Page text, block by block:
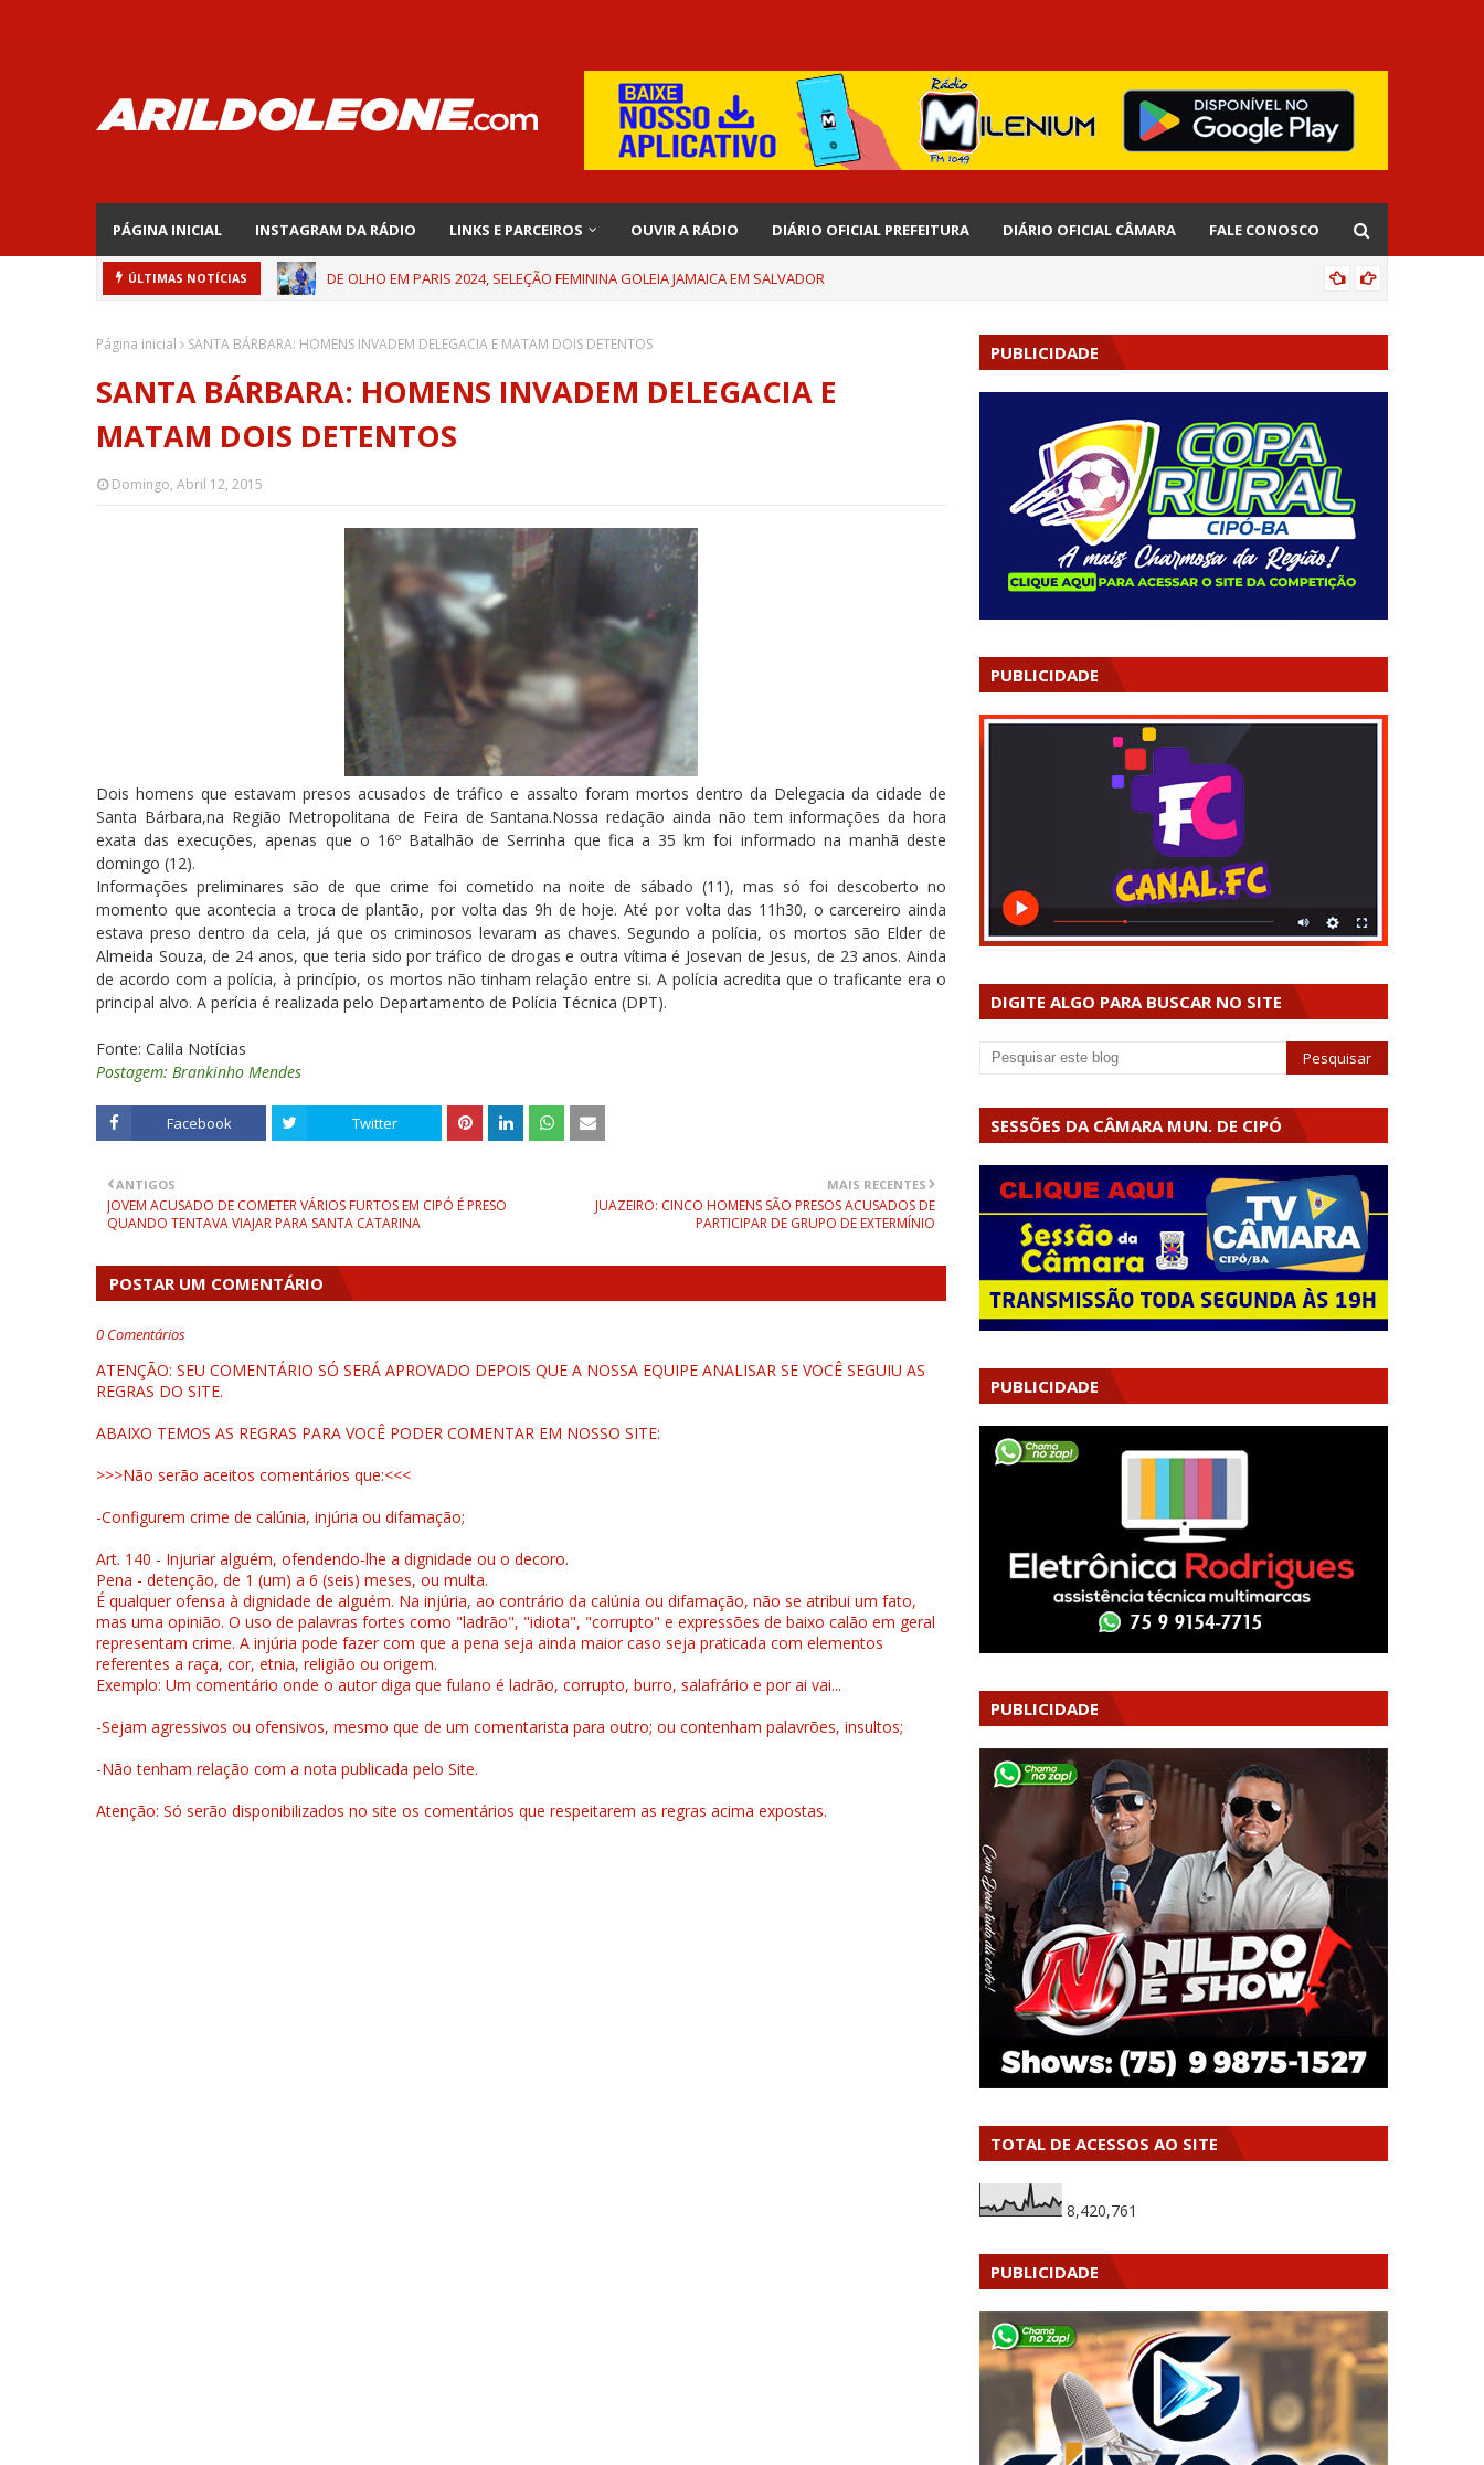
PÁGINA INICIAL INSTAGRAM DA RÁDIO LINKS E PARCEIROS OUVIR A RÁDIO DIÁRIO OFICIAL PREFEITURA DIÁRIO OFICIAL CÂMARA FALE CONOSCO
ÚLTIMAS NOTÍCIAS DE OLHO EM PARIS 2024, SELEÇÃO FEMININA GOLEIA JAMAICA EM SALVADOR
Página inicial SANTA BÁRBARA: HOMENS INVADEM DELEGACIA E MATAM DOIS DETENTOS
SANTA BÁRBARA: HOMENS INVADEM DELEGACIA E
MATAM DOIS DETENTOS
Domingo, Abril 12, 2015
Dois homens que estavam presos acusados de tráfico e assalto foram mortos dentro da Delegacia da cidade de
Santa Bárbara,na Região Metropolitana de Feira de Santana.Nossa redação ainda não tem informações da hora
exata das execuções, apenas que o 16º Batalhão de Serrinha que fica a 35 km foi informado na manhã deste
domingo (12).
Informações preliminares são de que crime foi cometido na noite de sábado (11), mas só foi descoberto no
momento que acontecia a troca de plantão, por volta das 9h de hoje. Até por volta das 11h30, o carcereiro ainda
estava preso dentro da cela, já que os criminosos levaram as chaves. Segundo a polícia, os mortos são Elder de
Almeida Souza, de 24 anos, que teria sido por tráfico de drogas e outra vítima é Josevan de Jesus, de 23 anos. Ainda
de acordo com a polícia, à princípio, os mortos não tinham relação entre si. A polícia acredita que o traficante era o
principal alvo. A perícia é realizada pelo Departamento de Polícia Técnica (DPT).
Fonte: Calila Notícias
Postagem: Brankinho Mendes
Facebook Twitter
MAIS RECENTES
JUAZEIRO: CINCO HOMENS SÃO PRESOS ACUSADOS DE
PARTICIPAR DE GRUPO DE EXTERMÍNIO
ANTIGOS
JOVEM ACUSADO DE COMETER VÁRIOS FURTOS EM CIPÓ É PRESO
QUANDO TENTAVA VIAJAR PARA SANTA CATARINA
POSTAR UM COMENTÁRIO
0 Comentários
ATENÇÃO: SEU COMENTÁRIO SÓ SERÁ APROVADO DEPOIS QUE A NOSSA EQUIPE ANALISAR SE VOCÊ SEGUIU AS
REGRAS DO SITE.
ABAIXO TEMOS AS REGRAS PARA VOCÊ PODER COMENTAR EM NOSSO SITE:
>>>Não serão aceitos comentários que:<<<
-Configurem crime de calúnia, injúria ou difamação;
Art. 140 - Injuriar alguém, ofendendo-lhe a dignidade ou o decoro.
Pena - detenção, de 1 (um) a 6 (seis) meses, ou multa.
É qualquer ofensa à dignidade de alguém. Na injúria, ao contrário da calúnia ou difamação, não se atribui um fato,
mas uma opinião. O uso de palavras fortes como "ladrão", "idiota", "corrupto" e expressões de baixo calão em geral
representam crime. A injúria pode fazer com que a pena seja ainda maior caso seja praticada com elementos
referentes a raça, cor, etnia, religião ou origem.
Exemplo: Um comentário onde o autor diga que fulano é ladrão, corrupto, burro, salafrário e por ai vai...
-Sejam agressivos ou ofensivos, mesmo que de um comentarista para outro; ou contenham palavrões, insultos;
-Não tenham relação com a nota publicada pelo Site.
Atenção: Só serão disponibilizados no site os comentários que respeitarem as regras acima expostas.
PUBLICIDADE
PUBLICIDADE
DIGITE ALGO PARA BUSCAR NO SITE
SESSÕES DA CÂMARA MUN. DE CIPÓ
PUBLICIDADE
PUBLICIDADE
TOTAL DE ACESSOS AO SITE
8,420,761
PUBLICIDADE